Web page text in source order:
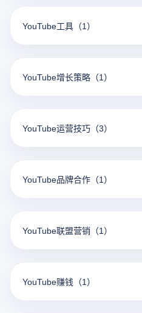
YouTube工具 （1）
YouTube增长策略 （1）
YouTube运营技巧 （3）
YouTube品牌合作 （1）
YouTube联盟营销 （1）
YouTube赚钱 （1）